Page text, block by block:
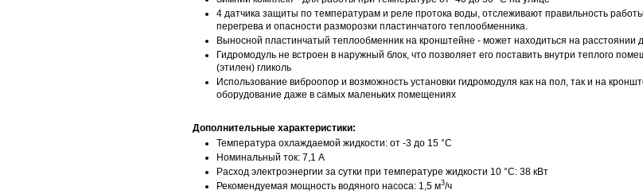
4 датчика защиты по температурам и реле протока воды, отслеживают правильность
перегрева и опасности разморозки пластинчатого теплообменника.
Выносной пластинчатый теплообменник на кронштейне - может находиться на расстоянии
Гидромодуль не встроен в наружный блок, что позволяет его поставить внутри теплого
(этилен) гликоль
Использование виброопор и возможность установки гидромодуля как на пол, так и на
оборудование даже в самых маленьких помещениях
Дополнительные характеристики:
Температура охлаждаемой жидкости: от -3 до 15 °С
Номинальный ток: 7,1 А
Расход электроэнергии за сутки при температуре жидкости 10 °С: 38 кВт
Рекомендуемая мощность водяного насоса: 1,5 м3/ч